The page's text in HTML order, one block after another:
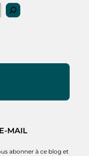
MAIL
abonner à ce blog et